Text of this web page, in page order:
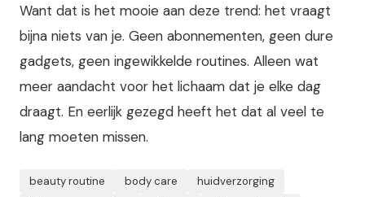
Want dat is het mooie aan deze trend: het vraagt
bijna niets van je. Geen abonnementen, geen dure
gadgets, geen ingewikkelde routines. Alleen wat
meer aandacht voor het lichaam dat je elke dag
draagt. En eerlijk gezegd heeft het dat al veel te
lang moeten missen.
beauty routine body care
huidverzorging